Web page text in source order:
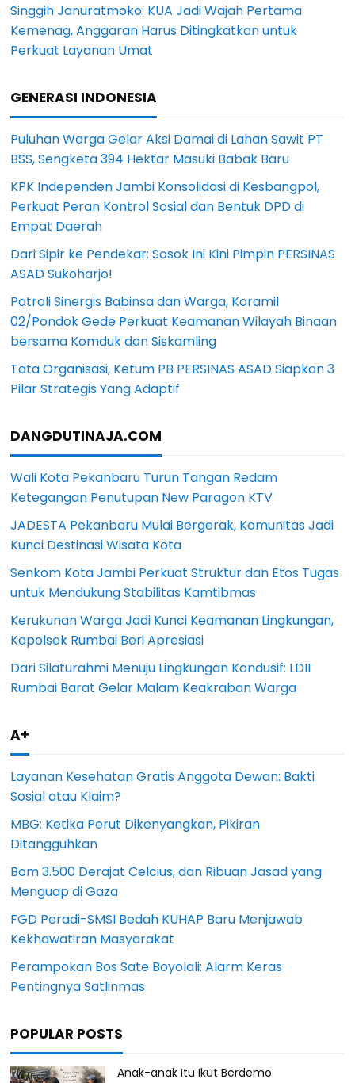
Singgih Januratmoko: KUA Jadi Wajah Pertama
Kemenag, Anggaran Harus Ditingkatkan untuk
Perkuat Layanan Umat
GENERASI INDONESIA
Puluhan Warga Gelar Aksi Damai di Lahan Sawit PT
BSS, Sengketa 394 Hektar Masuki Babak Baru
KPK Independen Jambi Konsolidasi di Kesbangpol,
Perkuat Peran Kontrol Sosial dan Bentuk DPD di
Empat Daerah
Dari Sipir ke Pendekar: Sosok Ini Kini Pimpin PERSINAS
ASAD Sukoharjo!
Patroli Sinergis Babinsa dan Warga, Koramil
02/Pondok Gede Perkuat Keamanan Wilayah Binaan
bersama Komduk dan Siskamling
Tata Organisasi, Ketum PB PERSINAS ASAD Siapkan 3
Pilar Strategis Yang Adaptif
DANGDUTINAJA.COM
Wali Kota Pekanbaru Turun Tangan Redam
Ketegangan Penutupan New Paragon KTV
JADESTA Pekanbaru Mulai Bergerak, Komunitas Jadi
Kunci Destinasi Wisata Kota
Senkom Kota Jambi Perkuat Struktur dan Etos Tugas
untuk Mendukung Stabilitas Kamtibmas
Kerukunan Warga Jadi Kunci Keamanan Lingkungan,
Kapolsek Rumbai Beri Apresiasi
Dari Silaturahmi Menuju Lingkungan Kondusif: LDII
Rumbai Barat Gelar Malam Keakraban Warga
A+
Layanan Kesehatan Gratis Anggota Dewan: Bakti
Sosial atau Klaim?
MBG: Ketika Perut Dikenyangkan, Pikiran
Ditangguhkan
Bom 3.500 Derajat Celcius, dan Ribuan Jasad yang
Menguap di Gaza
FGD Peradi-SMSI Bedah KUHAP Baru Menjawab
Kekhawatiran Masyarakat
Perampokan Bos Sate Boyolali: Alarm Keras
Pentingnya Satlinmas
POPULAR POSTS
Anak-anak Itu Ikut Berdemo